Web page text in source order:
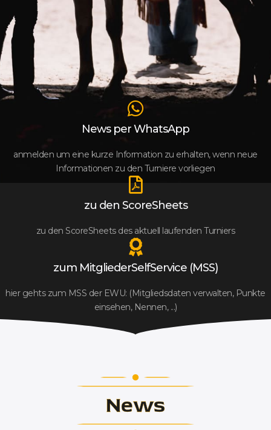
News per WhatsApp
anmelden um eine kurze Information zu erhalten, wenn neue
Informationen zu den Turniere vorliegen
zu den ScoreSheets
zu den ScoreSheets des aktuell laufenden Turniers
zum MitgliederSelfService (MSS)
hier gehts zum MSS der EWU: (Mitgliedsdaten verwalten, Punkte
einsehen, Nennen, ...)
News